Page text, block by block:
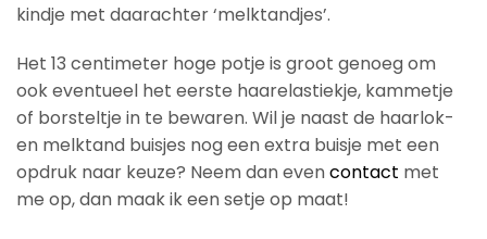
kindje met daarachter ‘melktandjes’.
Het 13 centimeter hoge potje is groot genoeg om
ook eventueel het eerste haarelastiekje, kammetje
of borsteltje in te bewaren. Wil je naast de haarlok-
en melktand buisjes nog een extra buisje met een
opdruk naar keuze? Neem dan evencontact met
me op, dan maak ik een setje op maat!